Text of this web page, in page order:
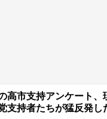
高市支持アンケート、
支持者たちが猛反発